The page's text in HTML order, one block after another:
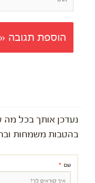
נעדכן אותך בכל מה
בהטבות משמחות
שם